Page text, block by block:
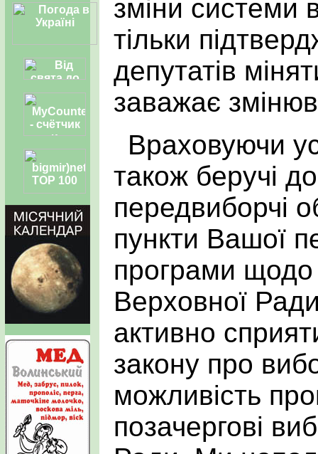
зміни системи
тільки
депутатів
заважає
Враховуючи
також беручі
передвиборчі
пункти Вашої
програми щодо
Верховної
активно
закону про
можливість
позачергові